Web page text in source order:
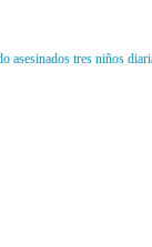
asesinados tres niños